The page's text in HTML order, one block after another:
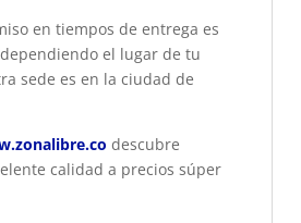
en tiempos de entrega es
el lugar de tu
sede es en la ciudad de
descubre
calidad a precios súper